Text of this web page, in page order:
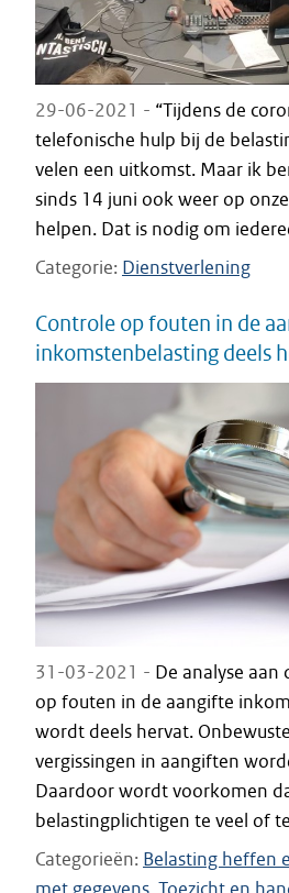
29-06-2021 - “Tijdens de
telefonische hulp bij de
velen een uitkomst. Maar ik
sinds 14 juni ook weer op
helpen. Dat is nodig om
Categorie Dienstverlening
Controle op fouten in de
inkomstenbelasting deels
31-03-2021 - De analyse
op fouten in de aangifte
wordt deels hervat.
vergissingen in aangiften
Daardoor wordt voorkomen
belastingplichtigen te veel of
Categorieën Belasting heffen